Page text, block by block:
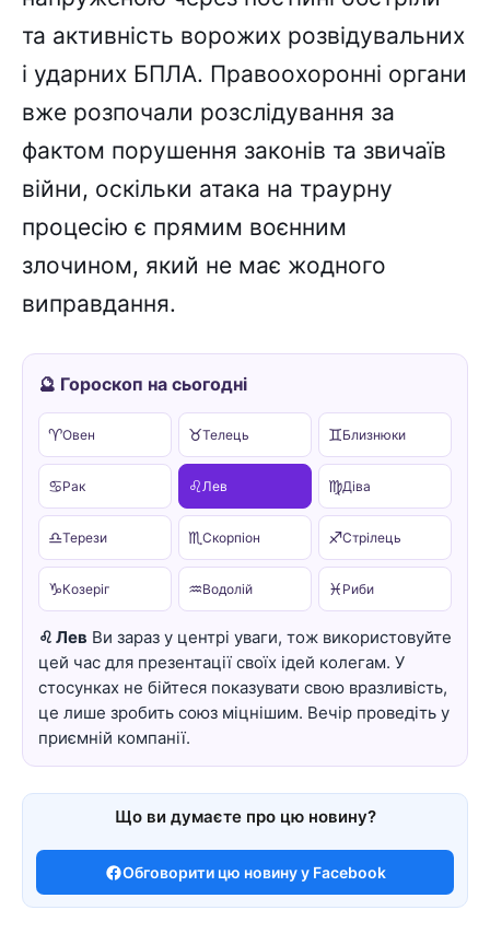
та активність ворожих розвідувальних
і ударних БПЛА. Правоохоронні органи
вже розпочали розслідування за
фактом порушення законів та звичаїв
війни, оскільки атака на траурну
процесію є прямим воєнним
злочином, який не має жодного
виправдання.
🔮 Гороскоп на сьогодні
♈Овен ♉Телець ♊Близнюки
♋Рак ♌ Лев ♍Діва
♎Терези ♏Скорпіон ♐Стрілець
♑Козеріг ♒Водолій ♓ Риби
♌ Лев Ви зараз у центрі уваги, тож використовуйте
цей час для презентації своїх ідей колегам. У
стосунках не бійтеся показувати свою вразливість,
це лише зробить союз міцнішим. Вечір проведіть у
приємній компанії.
Що ви думаєте про цю новину?
Обговорити цю новину у Facebook